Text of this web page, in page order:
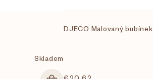
Skladem
DJECO Malovaný bubínek